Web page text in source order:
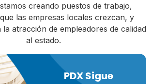
creando puestos de trabajo,
las empresas locales crezcan, y
atracción de empleadores de calidad
al estado.
PDX Sigue